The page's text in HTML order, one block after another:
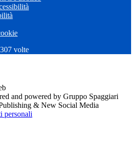
volte
and powered by Gruppo Spaggiari
& New Social Media
personali